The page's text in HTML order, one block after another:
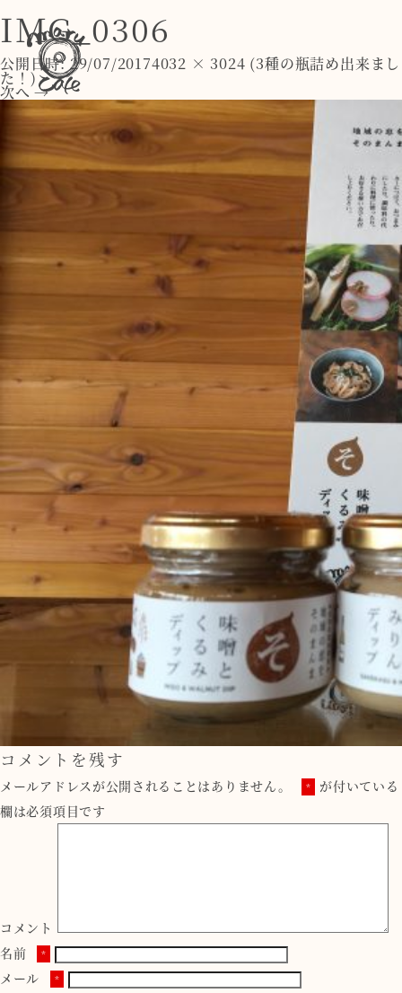
IMG_0306
公開日時: 29/07/20174032 × 3024 (3種の瓶詰め出来まし
た！)
次へ →
コメントを残す
メールアドレスが公開されることはありません。 *
が付いている
欄は必須項目です
コメント
名前
*
メール *